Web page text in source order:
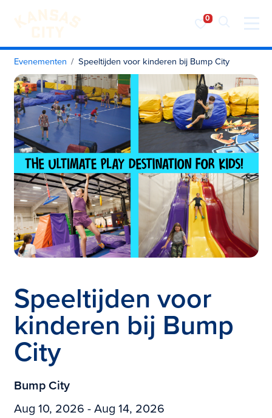
Bezoek KC
Ga naar inhoud
Evenementen Speeltijden voor kinderen bij Bump City
Speeltijden voor
kinderen bij Bump
City
Bump City
Aug 10, 2026 - Aug 14, 2026